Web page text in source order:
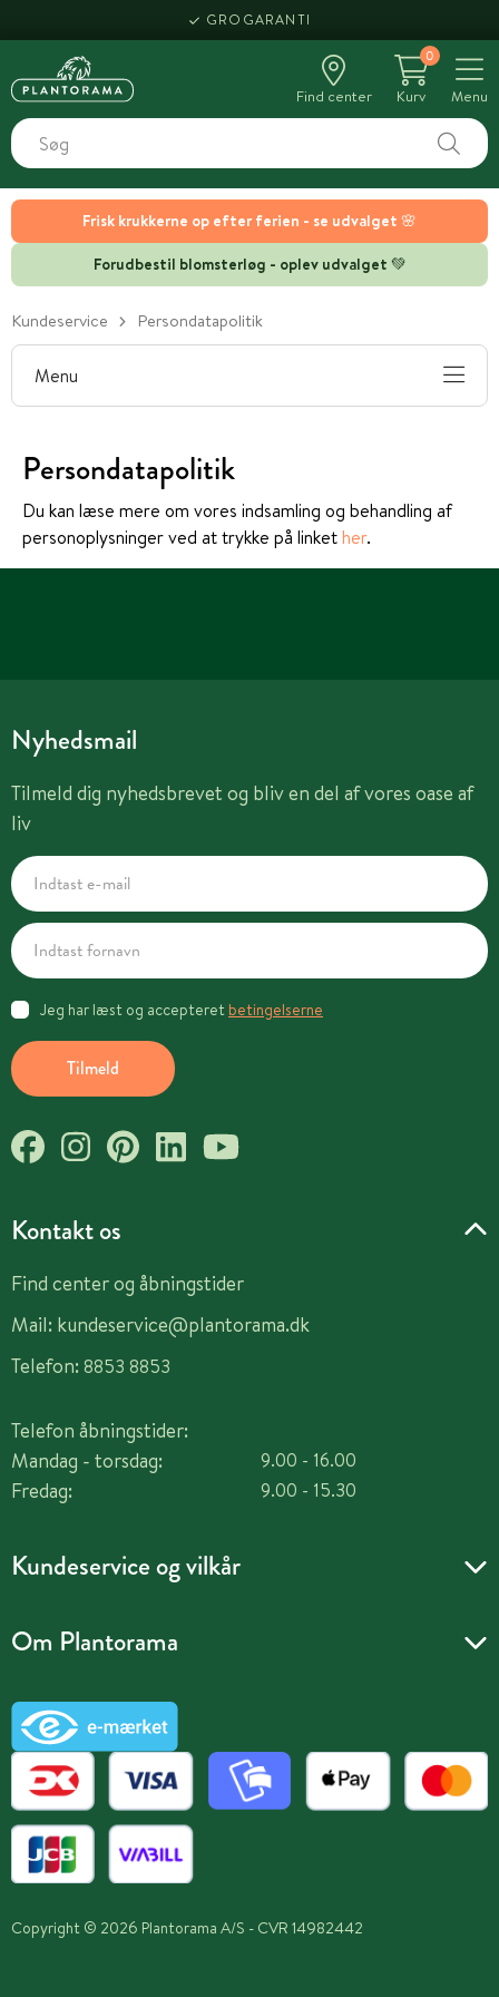
Frisk krukkerne op efter ferien - se udvalget 🌸
Forudbestil blomsterløg - oplev udvalget 💚
GROGARANTI
Find center
0
Kurv
Menu
Kundeservice Persondatapolitik
Menu
Persondatapolitik
Du kan læse mere om vores indsamling og behandling af
personoplysninger ved at trykke på linkether.
Kontakt os
Find center og åbningstider
Mail: kundeservice@plantorama.dk
Telefon: 8853 8853
Telefon åbningstider:
Mandag - torsdag:
Fredag:
9.00 - 16.00
9.00 - 15.30
Kundeservice og vilkår
Om Plantorama
Nyhedsmail
Tilmeld dig nyhedsbrevet og bliv en del af vores oase af
liv
Tilmeld
Jeg har læst og accepteret betingelserne
Copyright © 2026 Plantorama A/S - CVR 14982442